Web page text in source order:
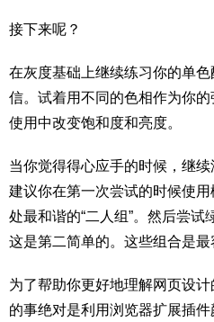
接下来呢？
在灰度基础上继续练习你的单
信。试着用不同的色相作为你
使用中改变饱和度和亮度。
当你觉得得心应手的时候，继
建议你在第一次尝试的时候使
处最和谐的“二人组”。然后尝试
这是第二简单的。这些组合是最
为了帮助你更好地理解网页设
的事绝对是利用浏览器扩展插